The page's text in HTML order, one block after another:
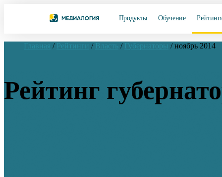
Продукты Обучение
Главная / Рейтинги / Власть / Губернаторы / ноябрь 2014
Рейтинг